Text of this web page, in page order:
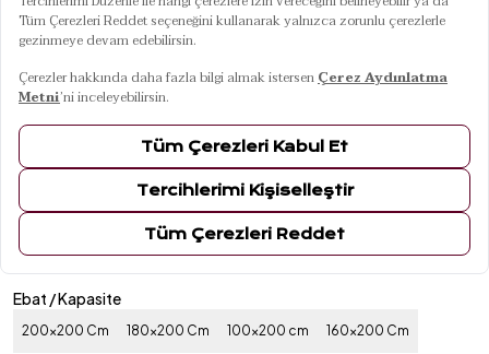
10 Ağustos Pazartesi Kargoda
RenklerEKRU
Ebat / Kapasite
200x200 Cm 180x200 Cm 100x200 cm 160x200 Cm